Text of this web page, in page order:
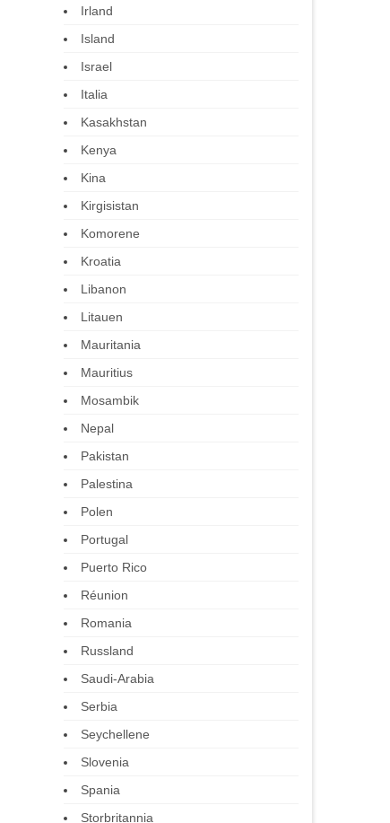
Irland
Island
Israel
Italia
Kasakhstan
Kenya
Kina
Kirgisistan
Komorene
Kroatia
Libanon
Litauen
Mauritania
Mauritius
Mosambik
Nepal
Pakistan
Palestina
Polen
Portugal
Puerto Rico
Réunion
Romania
Russland
Saudi-Arabia
Serbia
Seychellene
Slovenia
Spania
Storbritannia